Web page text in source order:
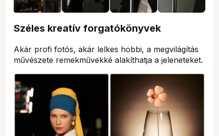
Széles kreatív forgatókönyvek
Akár profi fotós, akár lelkes hobbi, a megvilágítás
művészete remekművekké alakíthatja a jeleneteket.